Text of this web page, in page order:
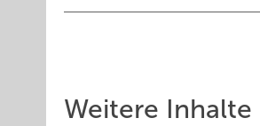
Weitere Inhalte